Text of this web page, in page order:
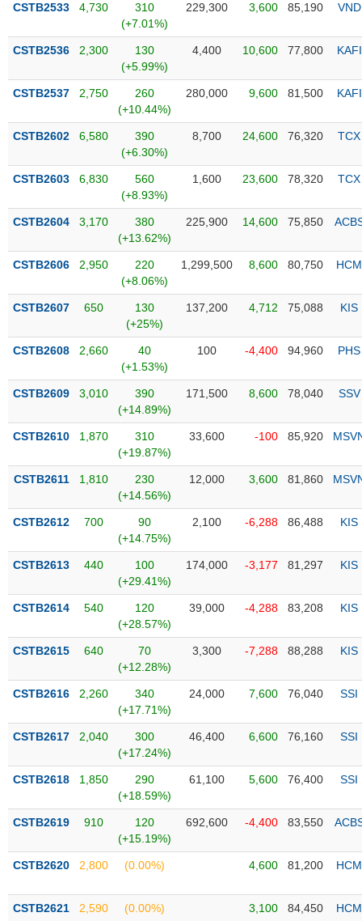
thái
phiếu
mô
thị
Niêm
Niêm
mới
yết
sung
niêm
yết
Theo
dõi
biệt
được
quỹ
mục
ETF
Cổ
chi
tiết
Tổng
quan
Giao
dịch
Tài
chính
Phân
tích
thuật
CSTB2533 4,730
310
(+7.01%)
229,300 3,600 85,190 VND
CSTB2536 2,300
130
(+5.99%)
4,400 10,600 77,800 KAFI
CSTB2537 2,750
260
(+10.44%)
280,000 9,600 81,500 KAFI
CSTB2602 6,580
390
(+6.30%)
8,700 24,600 76,320 TCX
CSTB2603 6,830
560
(+8.93%)
1,600 23,600 78,320 TCX
CSTB2604 3,170
380
(+13.62%)
225,900 14,600 75,850
CSTB2606 2,950
220
(+8.06%)
1,299,500 8,600 80,750 HCM
CSTB2607 650
130
(+25%)
137,200 4,712 75,088 KIS
CSTB2608 2,660
40
(+1.53%)
100 -4,400 94,960 PHS
CSTB2609 3,010
390
(+14.89%)
171,500 8,600 78,040 SSV
CSTB2610 1,870
310
(+19.87%)
33,600 -100 85,920
CSTB2611 1,810
230
(+14.56%)
12,000 3,600 81,860
CSTB2612 700
90
(+14.75%)
2,100 -6,288 86,488 KIS
CSTB2613 440
100
(+29.41%)
174,000 -3,177 81,297 KIS
CSTB2614 540
120
(+28.57%)
39,000 -4,288 83,208 KIS
CSTB2615 640
70
(+12.28%)
3,300 -7,288 88,288 KIS
CSTB2616 2,260
340
(+17.71%)
24,000 7,600 76,040 SSI
CSTB2617 2,040
300
(+17.24%)
46,400 6,600 76,160 SSI
CSTB2618 1,850
290
(+18.59%)
61,100 5,600 76,400 SSI
CSTB2619 910
120
(+15.19%)
692,600 -4,400 83,550
CSTB2620 2,800 (0.00%) 4,600 81,200 HCM
CSTB2621 2,590 (0.00%) 3,100 84,450 HCM
NGÀNH
DOANH
NGHIỆP
PHIẾU
PHÁI
TRÁI
CÔNG
ĐẦU
TƯ
DỮ
MỚI
Ngành
(-)
VS-
LƯỢNG